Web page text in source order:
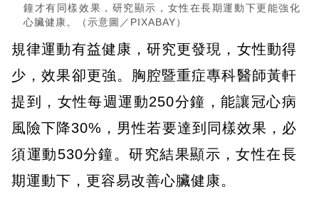
鐘才有同樣效果，研究顯示，女性在長期運動下更能強化
心臟健康。（示意圖／PIXABAY）
規律運動有益健康，研究更發現，女性動得
少，效果卻更強。胸腔暨重症專科醫師黃軒
提到，女性每週運動250分鐘，能讓冠心病
風險下降30%，男性若要達到同樣效果，必
須運動530分鐘。研究結果顯示，女性在長
期運動下，更容易改善心臟健康。